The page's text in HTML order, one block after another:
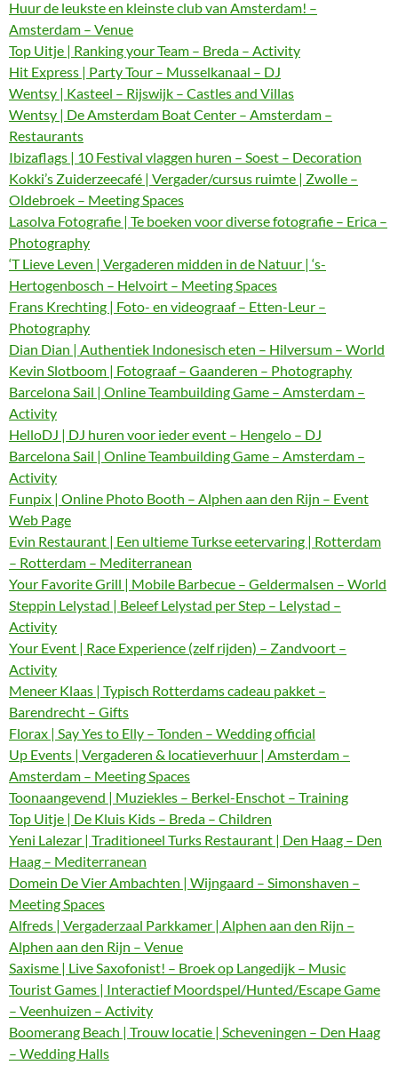
Huur de leukste en kleinste club van Amsterdam! –
Amsterdam – Venue
Top Uitje | Ranking your Team – Breda – Activity
Hit Express | Party Tour – Musselkanaal – DJ
Wentsy | Kasteel – Rijswijk – Castles and Villas
Wentsy | De Amsterdam Boat Center – Amsterdam –
Restaurants
Ibizaflags | 10 Festival vlaggen huren – Soest – Decoration
Kokki’s Zuiderzeecafé | Vergader/cursus ruimte | Zwolle –
Oldebroek – Meeting Spaces
Lasolva Fotografie | Te boeken voor diverse fotografie – Erica –
Photography
‘T Lieve Leven | Vergaderen midden in de Natuur | ‘s-
Hertogenbosch – Helvoirt – Meeting Spaces
Frans Krechting | Foto- en videograaf – Etten-Leur –
Photography
Dian Dian | Authentiek Indonesisch eten – Hilversum – World
Kevin Slotboom | Fotograaf – Gaanderen – Photography
Barcelona Sail | Online Teambuilding Game – Amsterdam –
Activity
HelloDJ | DJ huren voor ieder event – Hengelo – DJ
Barcelona Sail | Online Teambuilding Game – Amsterdam –
Activity
Funpix | Online Photo Booth – Alphen aan den Rijn – Event
Web Page
Evin Restaurant | Een ultieme Turkse eetervaring | Rotterdam
– Rotterdam – Mediterranean
Your Favorite Grill | Mobile Barbecue – Geldermalsen – World
Steppin Lelystad | Beleef Lelystad per Step – Lelystad –
Activity
Your Event | Race Experience (zelf rijden) – Zandvoort –
Activity
Meneer Klaas | Typisch Rotterdams cadeau pakket –
Barendrecht – Gifts
Florax | Say Yes to Elly – Tonden – Wedding official
Up Events | Vergaderen & locatieverhuur | Amsterdam –
Amsterdam – Meeting Spaces
Toonaangevend | Muziekles – Berkel-Enschot – Training
Top Uitje | De Kluis Kids – Breda – Children
Yeni Lalezar | Traditioneel Turks Restaurant | Den Haag – Den
Haag – Mediterranean
Domein De Vier Ambachten | Wijngaard – Simonshaven –
Meeting Spaces
Alfreds | Vergaderzaal Parkkamer | Alphen aan den Rijn –
Alphen aan den Rijn – Venue
Saxisme | Live Saxofonist! – Broek op Langedijk – Music
Tourist Games | Interactief Moordspel/Hunted/Escape Game
– Veenhuizen – Activity
Boomerang Beach | Trouw locatie | Scheveningen – Den Haag
– Wedding Halls